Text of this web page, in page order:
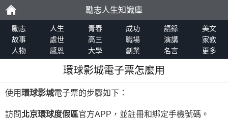
勵
志
勵志人生知識庫
勵志 人生 青春 成功 語錄
美文
故事
處世 高三 職場 演講
家教
人物
感恩 大學 創業 名言 更多
環球影城電子票怎麼用
使用環球影城電子票的步驟如下：
訪問北京環球度假區官方APP，並註冊和綁定手機號碼。